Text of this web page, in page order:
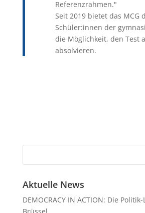
Referenzrahmen."
Seit 2019 bietet das MCG
Schüler:innen der
die Möglichkeit, den Test
absolvieren.
Aktuelle News
DEMOCRACY IN ACTION: Die